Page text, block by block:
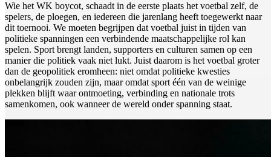
Wie het WK boycot, schaadt in de eerste plaats het voetbal zelf, de
spelers, de ploegen, en iedereen die jarenlang heeft toegewerkt naar
dit toernooi. We moeten begrijpen dat voetbal juist in tijden van
politieke spanningen een verbindende maatschappelijke rol kan
spelen. Sport brengt landen, supporters en culturen samen op een
manier die politiek vaak niet lukt. Juist daarom is het voetbal groter
dan de geopolitiek eromheen: niet omdat politieke kwesties
onbelangrijk zouden zijn, maar omdat sport één van de weinige
plekken blijft waar ontmoeting, verbinding en nationale trots
samenkomen, ook wanneer de wereld onder spanning staat.